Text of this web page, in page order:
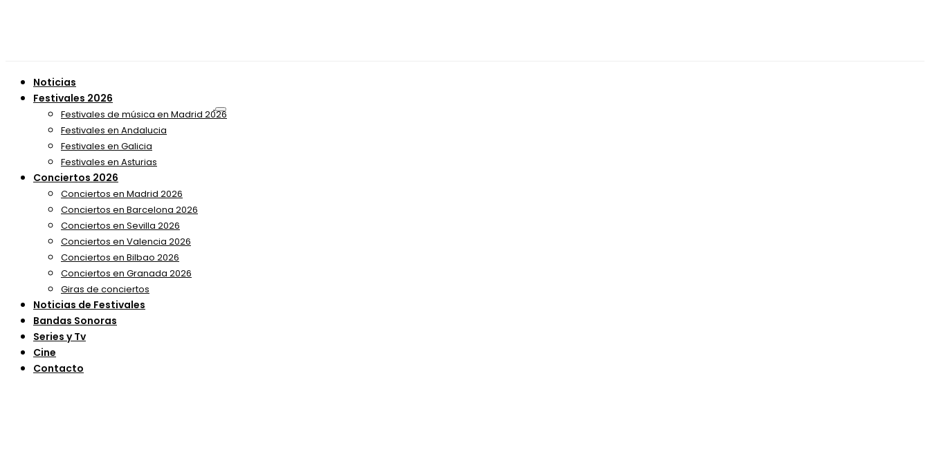
Noticias
Festivales 2026
Festivales de música en Madrid 2026
Festivales en Andalucia
Festivales en Galicia
Festivales en Asturias
Conciertos 2026
Conciertos en Madrid 2026
Conciertos en Barcelona 2026
Conciertos en Sevilla 2026
Conciertos en Valencia 2026
Conciertos en Bilbao 2026
Conciertos en Granada 2026
Giras de conciertos
Noticias de Festivales
Bandas Sonoras
Series y Tv
Cine
Contacto